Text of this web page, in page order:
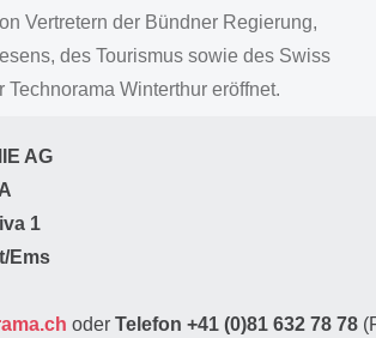
Vertretern der Bündner Regierung,
des Tourismus sowie des Swiss
Technorama Winterthur eröffnet.
AG
1
Ems
oder Telefon +41 (0)81 632 78 78